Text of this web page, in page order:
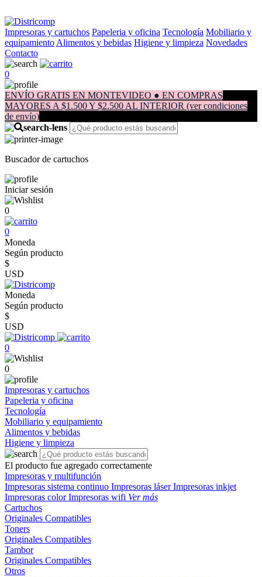
Impresoras y cartuchos Papeleria y oficina Tecnología Mobiliario y
equipamiento Alimentos y bebidas Higiene y limpieza Novedades
Contacto
0
ENVÍO GRATIS EN MONTEVIDEO ● EN COMPRAS
MAYORES A $1.500 Y $2.500 AL INTERIOR (ver condiciones
de envío)
Buscador de cartuchos
Iniciar sesión
0
0
Moneda
Según producto
$
USD
Moneda
Según producto
$
USD
0
0
Impresoras y cartuchos
Papeleria y oficina
Tecnología
Mobiliario y equipamiento
Alimentos y bebidas
Higiene y limpieza
El producto fue agregado correctamente
Impresoras y multifunción
Impresoras sistema continuo Impresoras láserImpresoras inkjet
Impresoras colorImpresoras wifi Ver más
Cartuchos
Originales Compatibles
Toners
Originales Compatibles
Tambor
Originales Compatibles
Otros